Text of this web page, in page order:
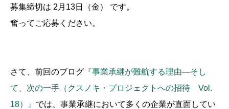
募集締切は 2月13日（金） です。
奮ってご応募ください。
さて、前回のブログ 『事業承継が難航する理由―そし
て、次の一手（クスノキ・プロジェクトへの招待 Vol.
18）』 では、事業承継において多くの企業が直面してい